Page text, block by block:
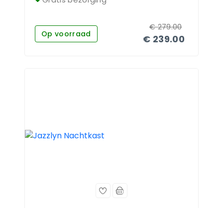
Op voorraad € 239.00
€279.00